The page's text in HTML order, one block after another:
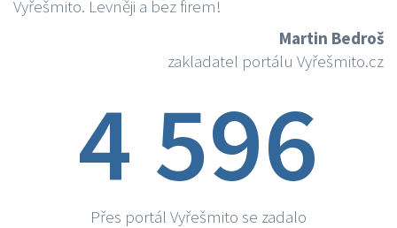
Vyřešmito. Levněji a bez firem!
Martin Bedroš
zakladatel portálu Vyřešmito.cz
4 596
Přes portál Vyřešmito se zadalo